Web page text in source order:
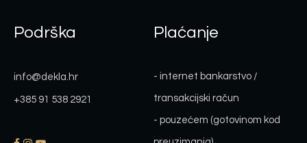
Podrška
info@dekla.hr
+385 91 538 2921
Plaćanje
- internet bankarstvo /
transakcijski račun
- pouzećem (gotovinom kod